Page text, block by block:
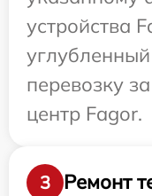
устройства
перевозку
центр Fagor.
3
Ремонт